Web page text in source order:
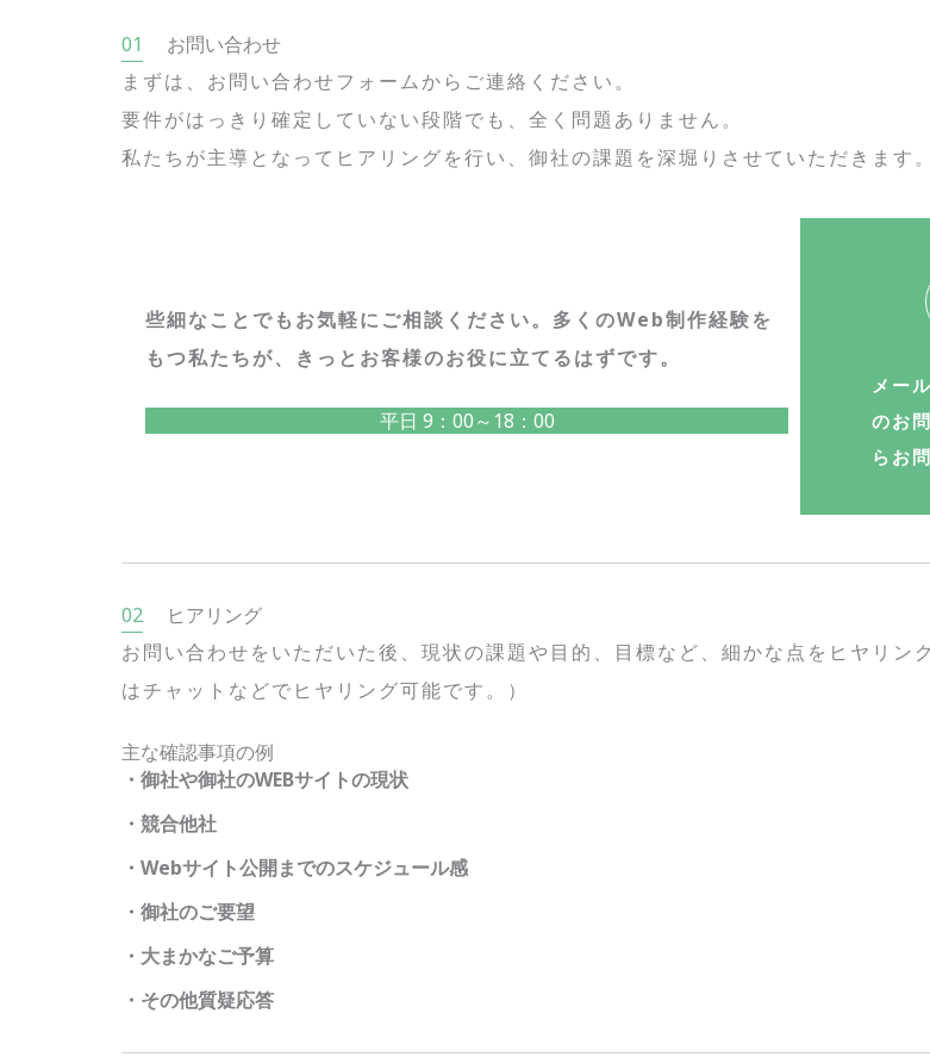
お問い合わせ
まずは、お問い合わせフォームからご連絡ください。
要件がはっきり確定していない段階でも、全く問題ありません。
私たちが主導となってヒアリングを行い、御社の課題を深堀りさせていただきます。
些細なことでもお気軽にご相談ください。多くのWeb制作経験を
もつ私たちが、きっとお客様のお役に立てるはずです。
平日 9：00～18：00
メー
のお
らお
ヒアリング
お問い合わせをいただいた後、現状の課題や目的、目標など、細かな点をヒヤリ
はチャットなどでヒヤリング可能です。）
主な確認事項の例
・御社や御社のWEBサイトの現状
・競合他社
・Webサイト公開までのスケジュール感
・御社のご要望
・大まかなご予算
・その他質疑応答